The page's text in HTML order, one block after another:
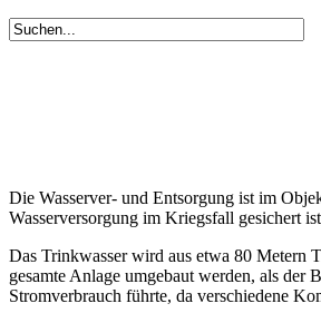
Die Wasserver- und Entsorgung ist im
Wasserversorgung im Kriegsfall gesichert
Das Trinkwasser wird aus etwa 80 Metern
gesamte Anlage umgebaut werden, als der
Stromverbrauch führte, da verschiedene